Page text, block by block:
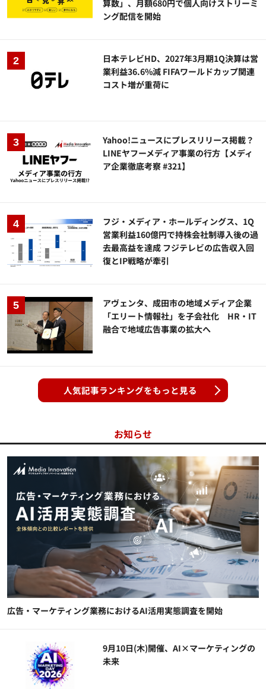
算数」、月額680円で個人向けストリーミ
ング配信を開始
日本テレビHD、2027年3月期1Q決算は営
業利益36.6%減 FIFAワールドカップ関連
コスト増が重荷に
Yahoo!ニュースにプレスリリース掲載？
LINEヤフーメディア事業の行方【メディ
ア企業徹底考察 #321】
フジ・メディア・ホールディングス、1Q
営業利益160億円で持株会社制導入後の過
去最高益を達成 フジテレビの広告収入回
復とIP戦略が牽引
アヴェンタ、成田市の地域メディア企業
「エリート情報社」を子会社化 HR・IT
融合で地域広告事業の拡大へ
人気記事ランキングをもっと見る
お知らせ
広告・マーケティング業務におけるAI活用実態調査を開始
9月10日(木)開催、AI×マーケティングの
未来